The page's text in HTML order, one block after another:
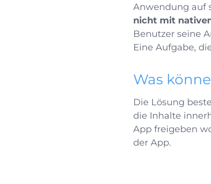
Anwendung auf
nicht mit
Benutzer seine
Eine Aufgabe,
Was
Die Lösung
die Inhalte
App freigeben
der App.